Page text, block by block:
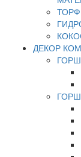
ТОРФ
ДЕКОР